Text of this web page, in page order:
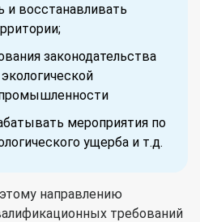
и восстанавливать
законодательства
мероприятия по
ущерба и т.д.
направлению
требований